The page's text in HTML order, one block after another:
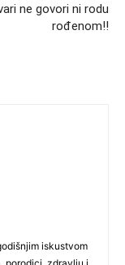
ne govori ni rodu
rođenom!!
iskustvom